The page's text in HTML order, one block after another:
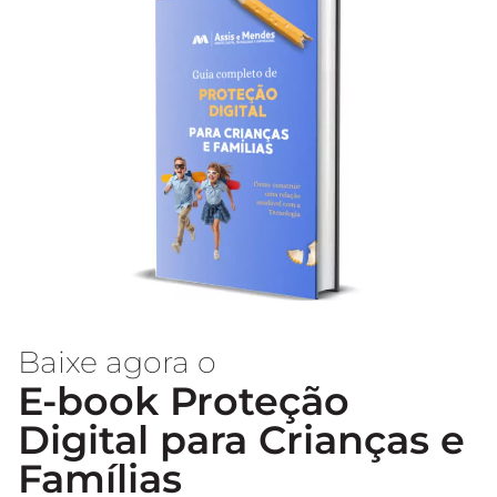
Baixe agora o
E-book Proteção
Digital para Crianças e
Famílias